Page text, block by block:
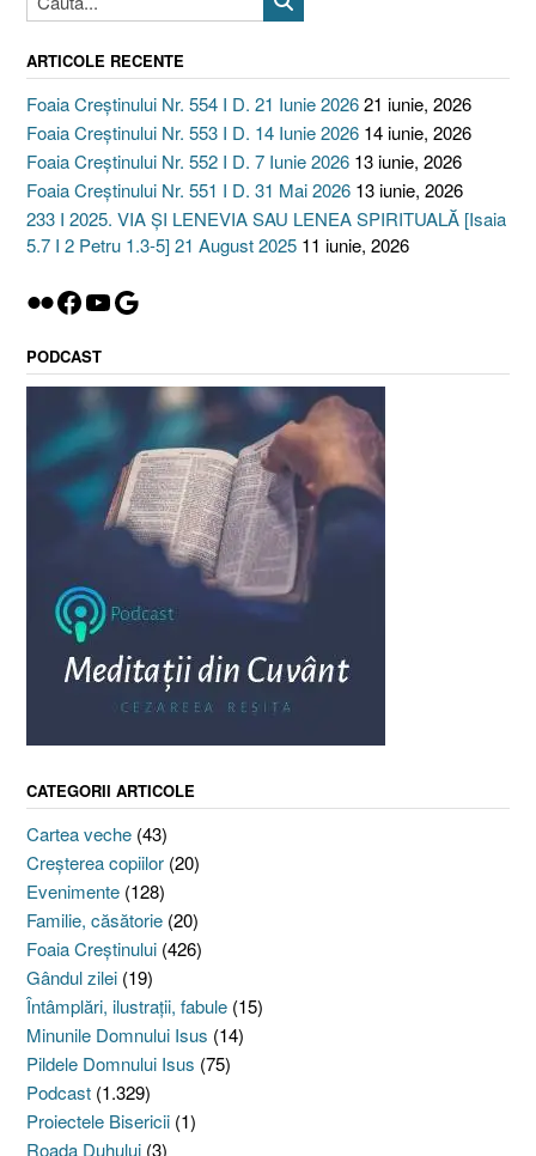
ARTICOLE RECENTE
Foaia Creștinului Nr. 554 I D. 21 Iunie 202621 iunie, 2026
Foaia Creștinului Nr. 553 I D. 14 Iunie 2026 14 iunie, 2026
Foaia Creștinului Nr. 552 I D. 7 Iunie 2026 13 iunie, 2026
Foaia Creștinului Nr. 551 I D. 31 Mai 2026 13 iunie, 2026
233 I 2025. VIA ȘI LENEVIA SAU LENEA SPIRITUALĂ [Isaia
5.7 I 2 Petru 1.3-5] 21 August 2025 11 iunie, 2026
Flickr
Facebook
YouTube
Google
PODCAST
CATEGORII ARTICOLE
Cartea veche (43)
Creşterea copiilor (20)
Evenimente (128)
Familie, căsătorie (20)
Foaia Creştinului (426)
Gândul zilei (19)
Întâmplări, ilustraţii, fabule (15)
Minunile Domnului Isus (14)
Pildele Domnului Isus (75)
Podcast (1.329)
Proiectele Bisericii (1)
Roada Duhului (3)